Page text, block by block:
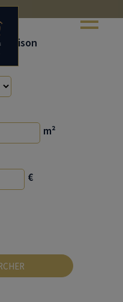
Maison
m²
€